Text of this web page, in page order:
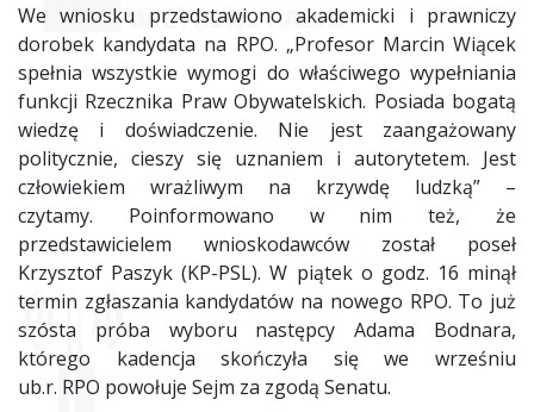
We wniosku przedstawiono akademicki i prawniczy
dorobek kandydata na RPO. „Profesor Marcin Wiącek
spełnia wszystkie wymogi do właściwego wypełniania
funkcji Rzecznika Praw Obywatelskich. Posiada bogatą
wiedzę i doświadczenie. Nie jest zaangażowany
politycznie, cieszy się uznaniem i autorytetem. Jest
człowiekiem wrażliwym na krzywdę ludzką” –
czytamy. Poinformowano w nim też, że
przedstawicielem wnioskodawców został poseł
Krzysztof Paszyk (KP-PSL). W piątek o godz. 16 minął
termin zgłaszania kandydatów na nowego RPO. To już
szósta próba wyboru następcy Adama Bodnara,
którego kadencja skończyła się we wrześniu
ub.r. RPO powołuje Sejm za zgodą Senatu.